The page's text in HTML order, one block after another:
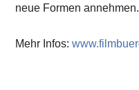
neue Formen annehmen.
Mehr Infos: